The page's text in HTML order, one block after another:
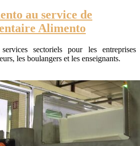
au service de
Alimento
sectoriels pour les entreprises
les boulangers et les enseignants.